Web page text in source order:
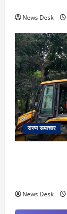
News Desk
राज्य समाचार
News Desk